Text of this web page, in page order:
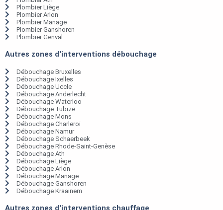
Plombier Liège
Plombier Arlon
Plombier Manage
Plombier Ganshoren
Plombier Genval
Autres zones d'interventions débouchage
Débouchage Bruxelles
Débouchage Ixelles
Débouchage Uccle
Débouchage Anderlecht
Débouchage Waterloo
Débouchage Tubize
Débouchage Mons
Débouchage Charleroi
Débouchage Namur
Débouchage Schaerbeek
Débouchage Rhode-Saint-Genèse
Débouchage Ath
Débouchage Liège
Débouchage Arlon
Débouchage Manage
Débouchage Ganshoren
Débouchage Kraainem
Autres zones d'interventions chauffage